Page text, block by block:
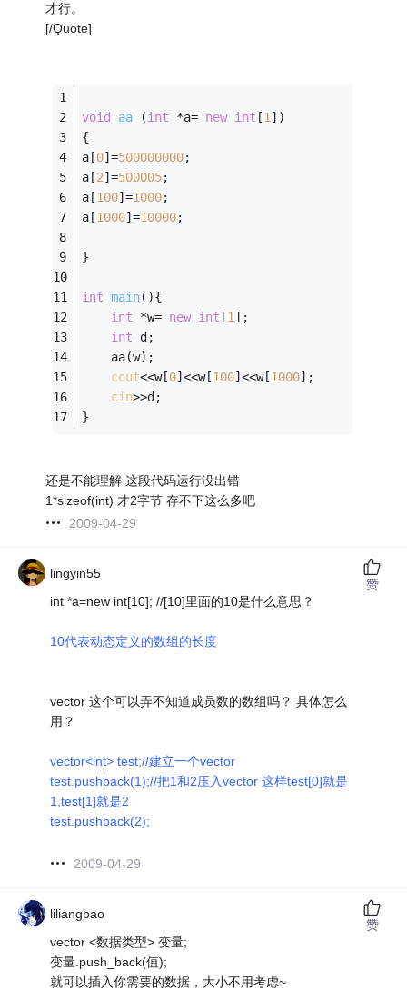
才行。
[/Quote]
void aa (int *a= new int [1])
{
a[0]=500000000;
a[2]=500005;
a[100]=1000;
a[1000]=10000;
}
int main(){
int *w= new int [1];
int d;
	aa(w);
cout<<w[0]<<w[100]<<w[1000];
cin>>d;
}
还是不能理解 这段代码运行没出错
1*sizeof(int) 才2字节 存不下这么多吧
2009-04-29
lingyin55
int *a=new int[10]; //[10]里面的10是什么意思？
10代表动态定义的数组的长度
vector 这个可以弄不知道成员数的数组吗？ 具体怎么
用？
vector<int> test;//建立一个vector
test.pushback(1);//把1和2压入vector 这样test[0]就是
1,test[1]就是2
test.pushback(2);
2009-04-29
赞
liliangbao
vector <数据类型> 变量;
变量.push_back(值);
就可以插入你需要的数据，大小不用考虑~
赞